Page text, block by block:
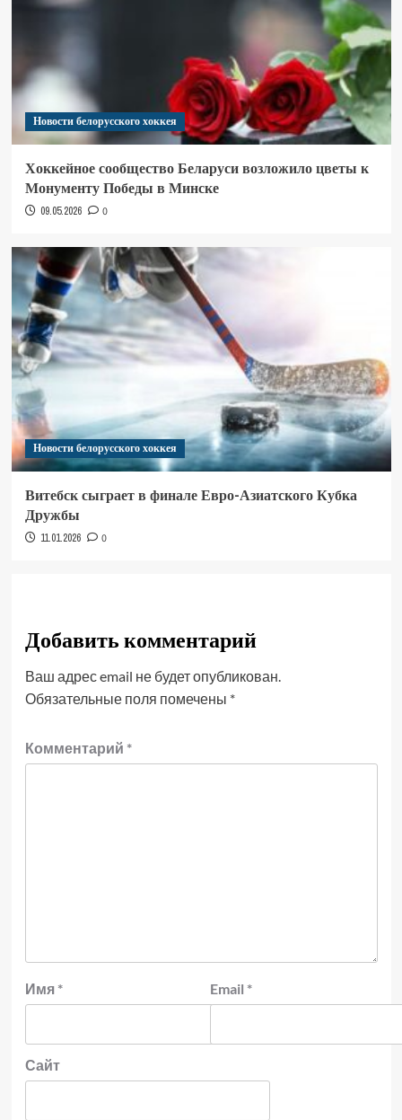
Новости белорусского хоккея
Хоккейное сообщество Беларуси возложило цветы к
Монументу Победы в Минске
09.05.2026 0
Новости белорусского хоккея
Витебск сыграет в финале Евро-Азиатского Кубка
Дружбы
11.01.2026 0
Добавить комментарий
Ваш адрес email не будет опубликован.
Обязательные поля помечены *
Комментарий *
Имя * Email *
Сайт